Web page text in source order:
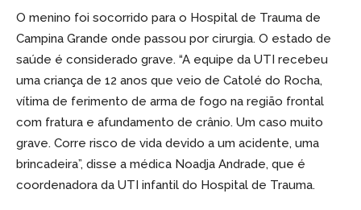
O menino foi socorrido para o Hospital de Trauma de
Campina Grande onde passou por cirurgia. O estado de
saúde é considerado grave. “A equipe da UTI recebeu
uma criança de 12 anos que veio de Catolé do Rocha,
vítima de ferimento de arma de fogo na região frontal
com fratura e afundamento de crânio. Um caso muito
grave. Corre risco de vida devido a um acidente, uma
brincadeira”, disse a médica Noadja Andrade, que é
coordenadora da UTI infantil do Hospital de Trauma.